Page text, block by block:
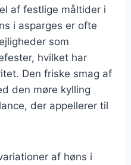
af festlige måltider i
i asparges er ofte
som
hvilket har
Den friske smag af
den møre kylling
der appellerer til
af høns i